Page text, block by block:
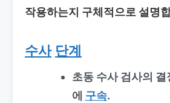
작용하는지 구체적으로 설명
수사 단계
초동 수사 검사의 결
에 구속.